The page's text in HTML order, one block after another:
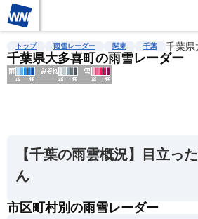
雨雲レーダー 台風情報 地震情報 警
トップ 雨雪レーダー 関東 千葉 千葉県
千葉県大多喜町の雨雪レーダー
【千葉の雨雲概況】目立っ
ん
市区町村別の雨雪レーダー